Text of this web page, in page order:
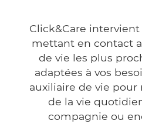
Click&Care
mettant en contact
de vie les plus
adaptées à vos
auxiliaire de vie pour
de la vie
compagnie ou